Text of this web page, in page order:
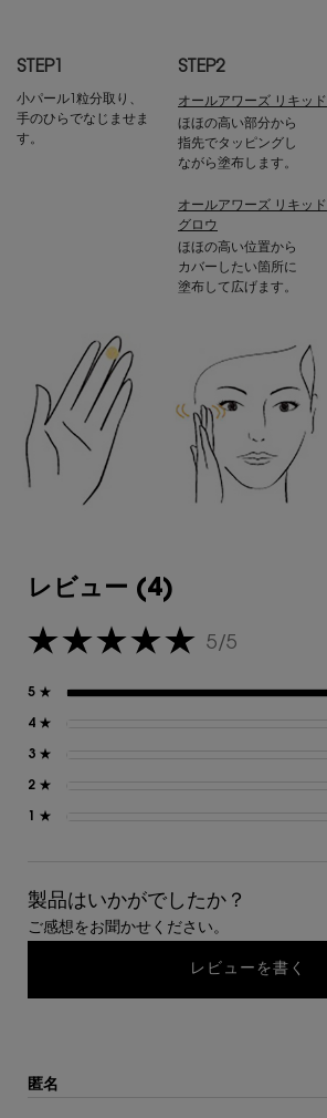
STEP1
小パール1粒分取り、
手のひらでなじませま
す。
STEP2
オールアワーズ リキッド
ほほの高い部分から
指先でタッピングし
ながら塗布します。
オールアワーズ リキッド
グロウ
ほほの高い位置から
カバーしたい箇所に
塗布して広げます。
レビュー (4)
5星中5。 5/5
5 ★
4 ★
3 ★
2 ★
1 ★
製品はいかがでしたか？
ご感想をお聞かせください。
レビューを書く
匿名